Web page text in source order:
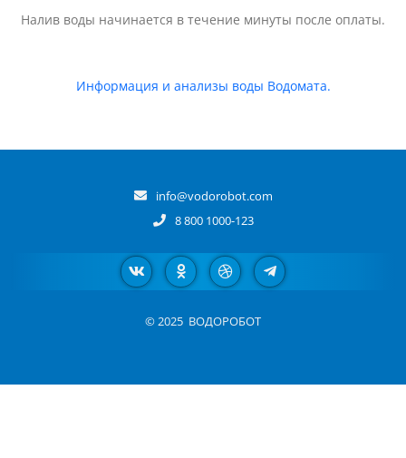
Налив воды начинается в течение минуты после оплаты.
Информация и анализы воды Водомата.
info@vodorobot.com
8 800 1000-123
© 2025 ВОДОРОБОТ